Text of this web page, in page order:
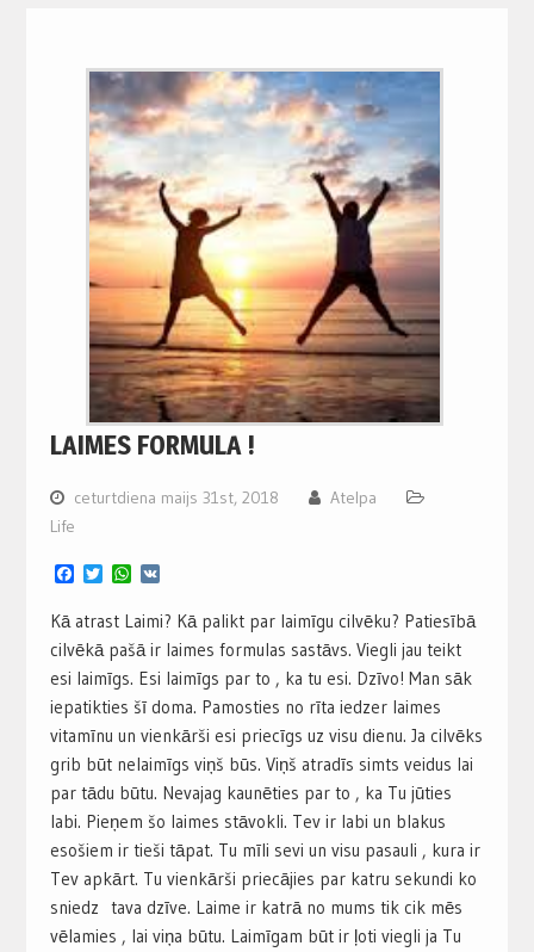
LAIMES FORMULA !
ceturtdiena maijs 31st, 2018
Atelpa
Life
Facebook
TwitterWhatsApp
VK
Kā atrast Laimi? Kā palikt par laimīgu cilvēku? Patiesībā
cilvēkā pašā ir laimes formulas sastāvs. Viegli jau teikt
esi laimīgs. Esi laimīgs par to , ka tu esi. Dzīvo! Man sāk
iepatikties šī doma. Pamosties no rīta iedzer laimes
vitamīnu un vienkārši esi priecīgs uz visu dienu. Ja cilvēks
grib būt nelaimīgs viņš būs. Viņš atradīs simts veidus lai
par tādu būtu. Nevajag kaunēties par to , ka Tu jūties
labi. Pieņem šo laimes stāvokli. Tev ir labi un blakus
esošiem ir tieši tāpat. Tu mīli sevi un visu pasauli , kura ir
Tev apkārt. Tu vienkārši priecājies par katru sekundi ko
sniedz tava dzīve. Laime ir katrā no mums tik cik mēs
vēlamies , lai viņa būtu. Laimīgam būt ir ļoti viegli ja Tu